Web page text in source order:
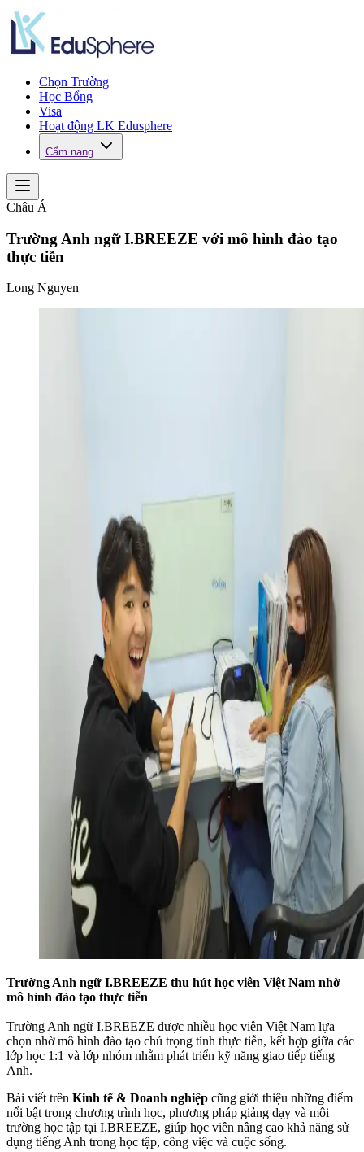
Chọn Trường
Học Bổng
Visa
Hoạt động LK Edusphere
Cẩm nang
Châu Á
Trường Anh ngữ I.BREEZE với mô hình đào tạo
thực tiễn
Long Nguyen
Trường Anh ngữ I.BREEZE thu hút học viên Việt Nam nhờ
mô hình đào tạo thực tiễn
Trường Anh ngữ I.BREEZE được nhiều học viên Việt Nam lựa
chọn nhờ mô hình đào tạo chú trọng tính thực tiễn, kết hợp giữa các
lớp học 1:1 và lớp nhóm nhằm phát triển kỹ năng giao tiếp tiếng
Anh.
Bài viết trên Kinh tế & Doanh nghiệp cũng giới thiệu những điểm
nổi bật trong chương trình học, phương pháp giảng dạy và môi
trường học tập tại I.BREEZE, giúp học viên nâng cao khả năng sử
dụng tiếng Anh trong học tập, công việc và cuộc sống.